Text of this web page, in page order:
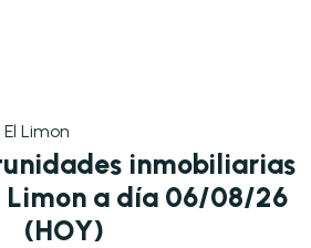
Limon
inmobiliarias
Limon a día 06/08/26
(HOY)